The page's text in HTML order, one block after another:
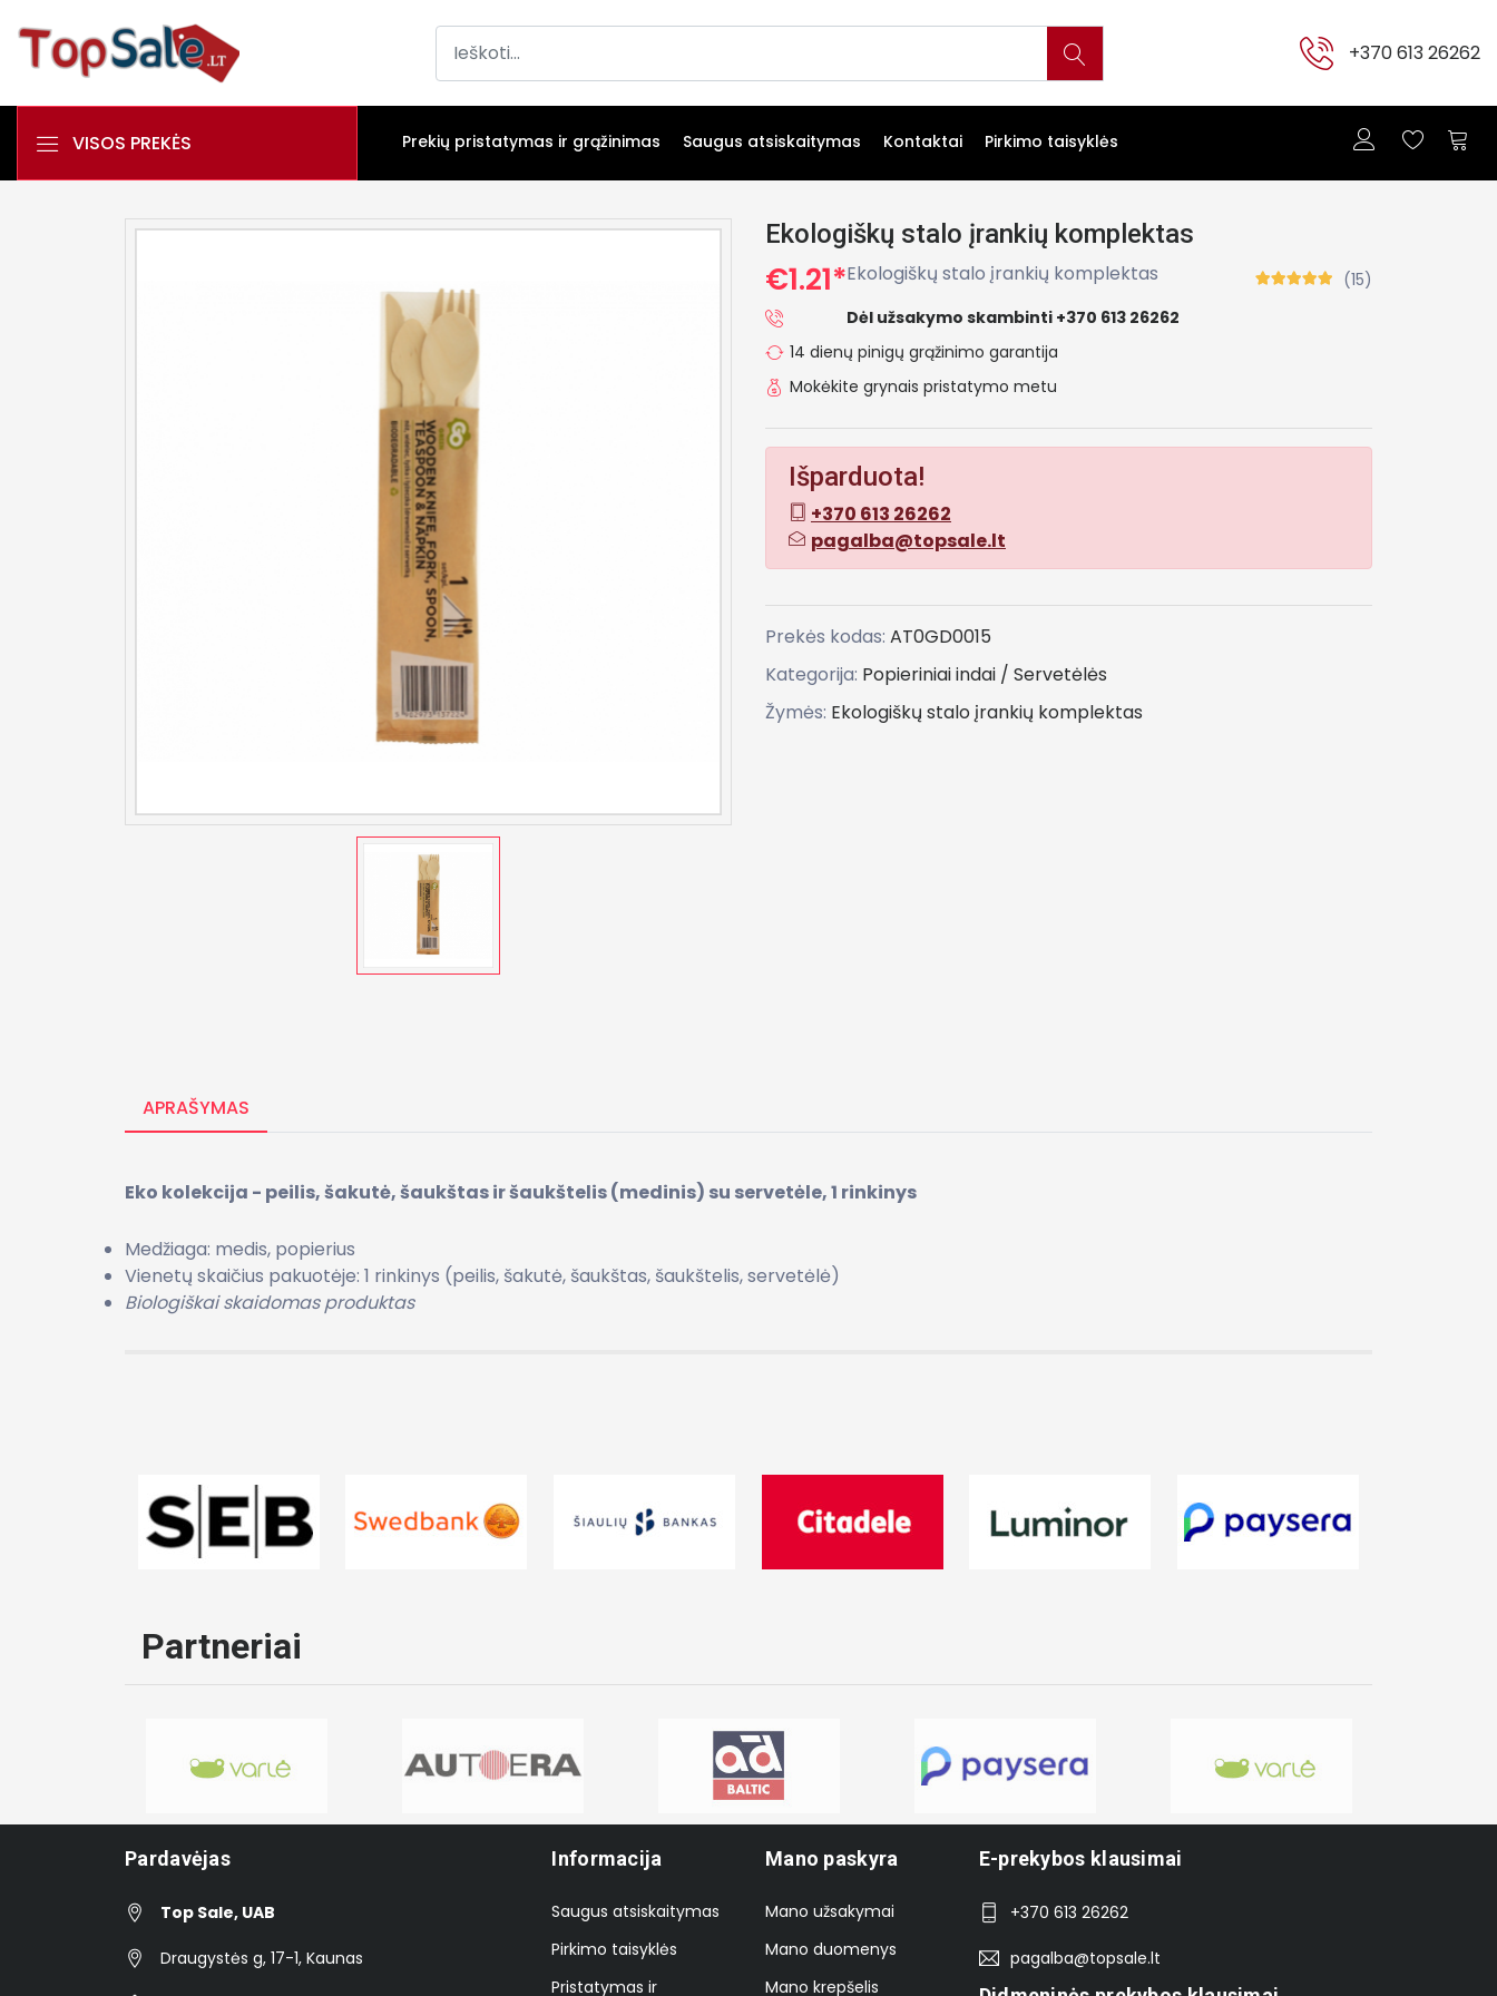
+370 613 26262
VISOS PREKĖS Prekių pristatymas ir grąžinimas Saugus atsiskaitymas Kontaktai Pirkimo taisyklės
Ekologiškų stalo įrankių komplektas
€1.21* (15)
Ekologiškų stalo įrankių komplektas
Dėl užsakymo skambinti +370 613 26262
14 dienų pinigų grąžinimo garantija
Mokėkite grynais pristatymo metu
Išparduota!
+370 613 26262
pagalba@topsale.lt
Prekės kodas: AT0GD0015
Kategorija: Popieriniai indai / Servetėlės
Žymės: Ekologiškų stalo įrankių komplektas
APRAŠYMAS
Eko kolekcija - peilis, šakutė, šaukštas ir šaukštelis (medinis) su servetėle, 1 rinkinys
Medžiaga: medis, popierius
Vienetų skaičius pakuotėje: 1 rinkinys (peilis, šakutė, šaukštas, šaukštelis, servetėlė)
Biologiškai skaidomas produktas
Partneriai
Pardavėjas
Top Sale, UAB
Draugystės g, 17-1, Kaunas
Informacija
Saugus atsiskaitymas
Pirkimo taisyklės
Pristatymas ir
Mano paskyra
Mano užsakymai
Mano duomenys
Mano krepšelis
E-prekybos klausimai
+370 613 26262
pagalba@topsale.lt